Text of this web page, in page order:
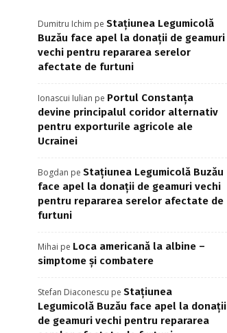
Dumitru Ichim pe Stațiunea Legumicolă
Buzău face apel la donații de geamuri
vechi pentru repararea serelor
afectate de furtuni
Ionascui Iulian pe Portul Constanța
devine principalul coridor alternativ
pentru exporturile agricole ale
Ucrainei
Bogdan pe Stațiunea Legumicolă Buzău
face apel la donații de geamuri vechi
pentru repararea serelor afectate de
furtuni
Mihai pe Loca americană la albine –
simptome și combatere
Stefan Diaconescu pe Stațiunea
Legumicolă Buzău face apel la donații
de geamuri vechi pentru repararea